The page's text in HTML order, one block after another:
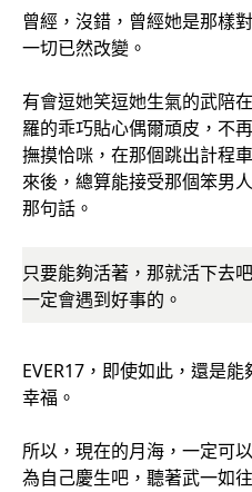
曾經，沒錯，曾經她是那樣
一切已然改變。
有會逗她笑逗她生氣的武陪
羅的乖巧貼心偶爾頑皮，不
撫摸恰咪，在那個跳出計程
來後，總算能接受那個笨男
那句話。
只要能夠活著，那就活下去
一定會遇到好事的。
EVER17，即使如此，還是
幸福。
所以，現在的月海，一定可
為自己慶生吧，聽著武一如